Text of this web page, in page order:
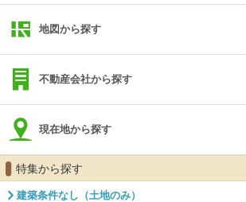
地図から探す
不動産会社から探す
現在地から探す
特集から探す
建築条件なし（土地のみ）